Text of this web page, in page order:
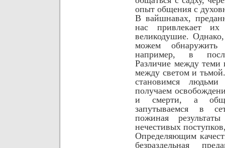
опыт общения с
В вайшнавах,
нас привлекает их
великодушие.
можем
например, в
Различие между теми
между светом и
становимся
получаем
и смерти, а
запутываемся в
пожиная
нечестивых
Определяющим
безраздельная